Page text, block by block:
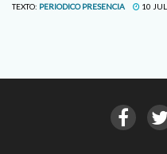
TEXTO: PERIODICO PRESENCIA 10